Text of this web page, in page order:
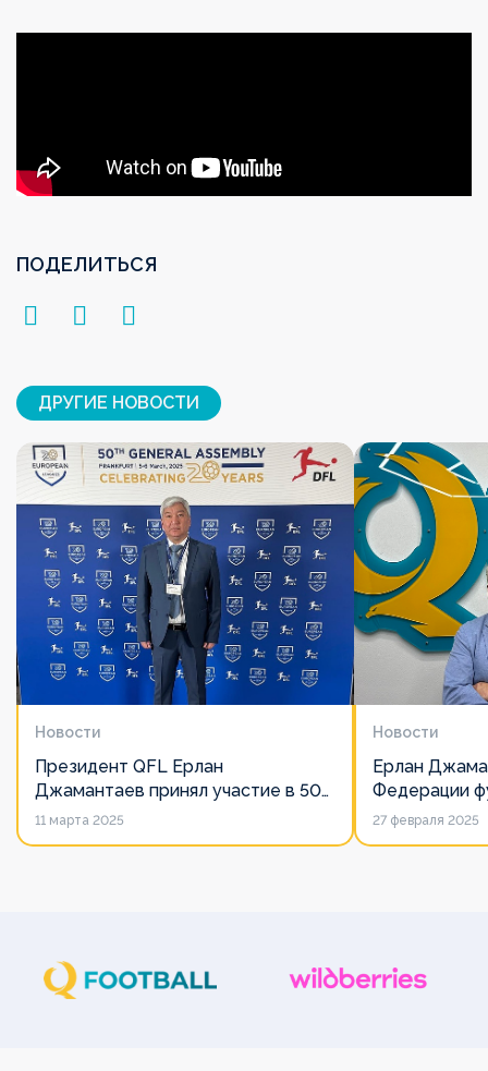
ПОДЕЛИТЬСЯ
ДРУГИЕ НОВОСТИ
Новости
Президент QFL Ерлан
Джамантаев принял участие в 50-
м Общем собрании Европейских
11 марта 2025
Новости
Ерлан
Федерации
дорожит
27 февраля 2025